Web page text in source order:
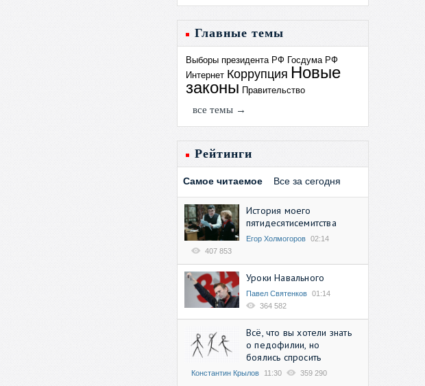
Главные темы
Выборы президента РФ Госдума РФ
Интернет Коррупция Новые
законы Правительство
все темы →
Рейтинги
Самое читаемое Все за сегодня
История моего
пятидесятисемитства
Егор Холмогоров 02:14
407 853
Уроки Навального
Павел Святенков 01:14
364 582
Всё, что вы хотели знать
о педофилии, но
боялись спросить
Константин Крылов 11:30 359 290